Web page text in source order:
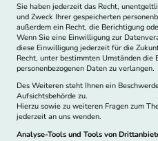
Sie haben jederzeit das Recht,
und Zweck Ihrer gespeicherten
außerdem ein Recht, die Berichtigung
Wenn Sie eine Einwilligung zur
diese Einwilligung jederzeit für die
Recht, unter bestimmten Umständen die
personenbezogenen Daten zu verlangen.
Des Weiteren steht Ihnen ein
Aufsichtsbehörde zu.
Hierzu sowie zu weiteren Fragen zum
jederzeit an uns wenden.
Analyse-Tools und Tools von